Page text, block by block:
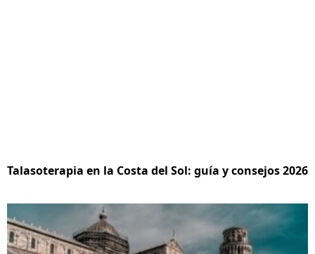
Talasoterapia en la Costa del Sol: guía y consejos 2026